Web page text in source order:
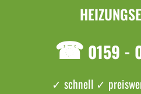
☎ 0159 -
✓ schnell ✓